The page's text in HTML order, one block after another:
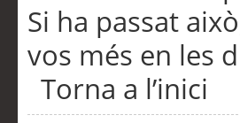
Si ha passat
vos més en les
Torna a l’inici